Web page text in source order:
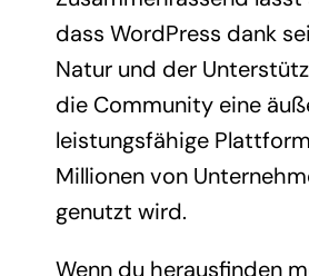
dass WordPress dank
Natur und der
die Community eine
leistungsfähige
Millionen von
genutzt wird.
Wenn du herausfinden